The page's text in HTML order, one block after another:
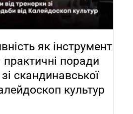
як інструмент
практичні поради
скандинавської
культур